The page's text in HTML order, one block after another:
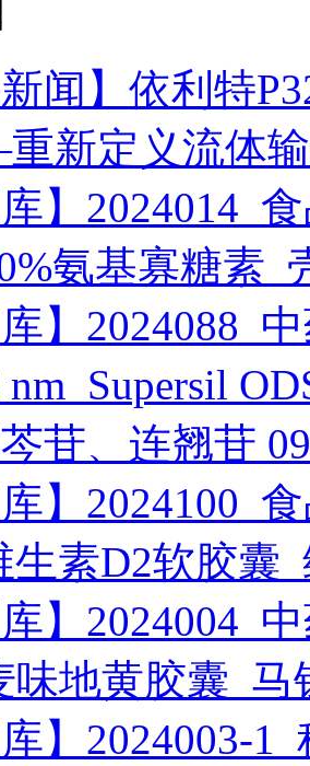
新闻】依利特
新定义流体
库】2024014_
氨基寡糖素
库】2024088_
苷、连翘苷
库】2024100_
生素D2软胶囊
库】2024004_
味地黄胶囊_
库】2024003-